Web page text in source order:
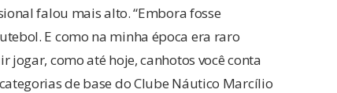
falou mais alto. “Embora fosse
E como na minha época era raro
como até hoje, canhotos você conta
de base do Clube Náutico Marcílio